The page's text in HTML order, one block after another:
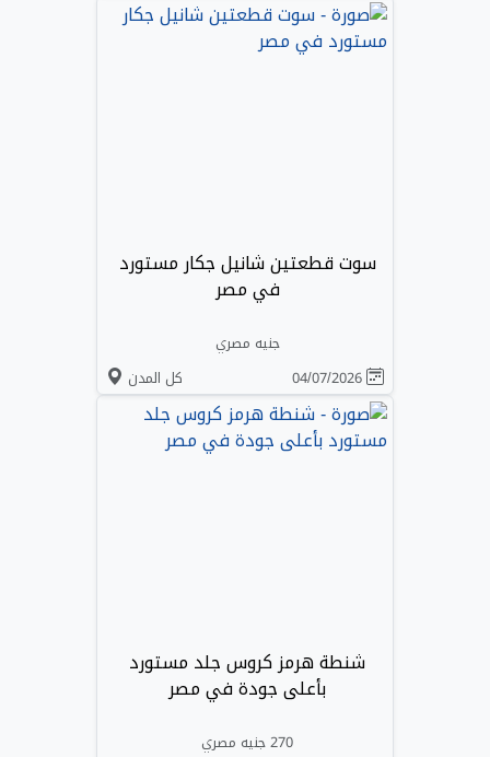
سوت قطعتين شانيل جكار مستورد
في مصر
جنيه مصري
كل المدن
شنطة هرمز كروس جلد مستورد
بأعلى جودة في مصر
270 جنيه مصري